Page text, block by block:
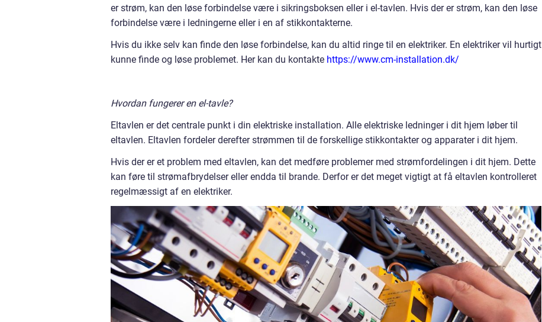
er strøm, kan den løse forbindelse være i sikringsboksen eller i el-tavlen. Hvis der er strøm, kan den løse
forbindelse være i ledningerne eller i en af stikkontakterne.
Hvis du ikke selv kan finde den løse forbindelse, kan du altid ringe til en elektriker. En elektriker vil hurtigt
kunne finde og løse problemet. Her kan du kontakte https://www.cm-installation.dk/
Hvordan fungerer en el-tavle?
Eltavlen er det centrale punkt i din elektriske installation. Alle elektriske ledninger i dit hjem løber til
eltavlen. Eltavlen fordeler derefter strømmen til de forskellige stikkontakter og apparater i dit hjem.
Hvis der er et problem med eltavlen, kan det medføre problemer med strømfordelingen i dit hjem. Dette
kan føre til strømafbrydelser eller endda til brande. Derfor er det meget vigtigt at få eltavlen kontrolleret
regelmæssigt af en elektriker.